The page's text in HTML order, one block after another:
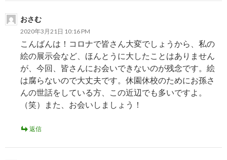
おさむ
2020年3月21日 10:16 PM
こんばんは！コロナで皆さん大変でしょうから、私の
絵の展示会など、ほんとうに大したことはありません
が、今回、皆さんにお会いできないのが残念です。絵
は腐らないので大丈夫です。休園休校のためにお孫さ
んの世話をしている方、この近辺でも多いですよ。
（笑）また、お会いしましょう！
返信